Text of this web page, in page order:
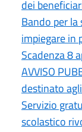
dei
Bando per
impiegare in
Scadenza 8
AVVISO
destinato
Servizio
scolastico